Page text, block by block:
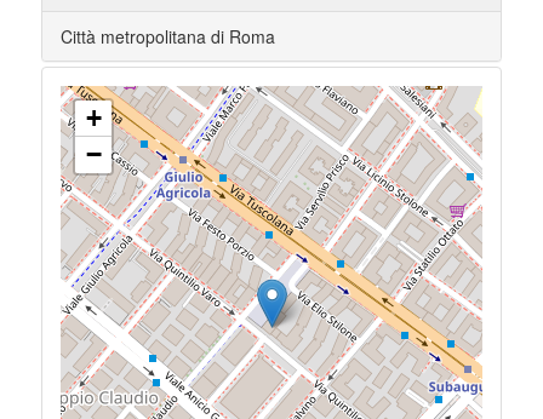
Città metropolitana di Roma
+
−